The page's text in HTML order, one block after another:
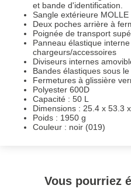
et bande d'identification.
Sangle extérieure
Deux poches arrière à
Poignée de transport
Panneau élastique
chargeurs/accessoires
Diviseurs internes
Bandes élastiques sous
Fermetures à glissière
Polyester 600D
Capacité : 50 L
Dimensions : 25.4 x 53.3
Poids : 1950 g
Couleur : noir (019)
Vous pourriez